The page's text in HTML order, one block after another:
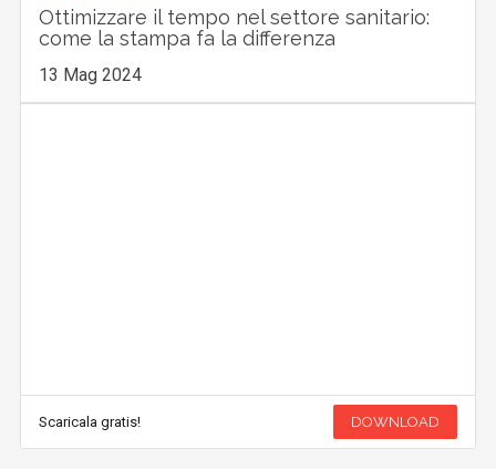
Ottimizzare il tempo nel settore sanitario:
come la stampa fa la differenza
13 Mag 2024
Scaricala gratis! DOWNLOAD